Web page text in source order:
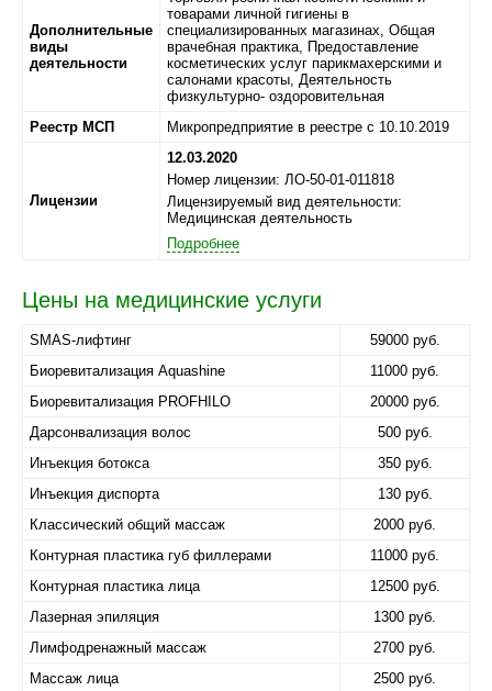
Дополнительные
виды
деятельности
товарами личной гигиены в
специализированных магазинах, Общая
врачебная практика, Предоставление
косметических услуг парикмахерскими и
салонами красоты, Деятельность
физкультурно- оздоровительная
Реестр МСП
Микропредприятие в реестре с 10.10.2019
Лицензии
12.03.2020
Номер лицензии: ЛО-50-01-011818
Лицензируемый вид деятельности:
Медицинская деятельность
Подробнее
Цены на медицинские услуги
SMAS-лифтинг
59000 руб.
Биоревитализация Aquashine
11000 руб.
Биоревитализация PROFHILO
20000 руб.
Дарсонвализация волос
500 руб.
Инъекция ботокса
350 руб.
Инъекция диспорта
130 руб.
Классический общий массаж
2000 руб.
Контурная пластика губ филлерами
11000 руб.
Контурная пластика лица
12500 руб.
Лазерная эпиляция
1300 руб.
Лимфодренажный массаж
2700 руб.
Массаж лица
2500 руб.